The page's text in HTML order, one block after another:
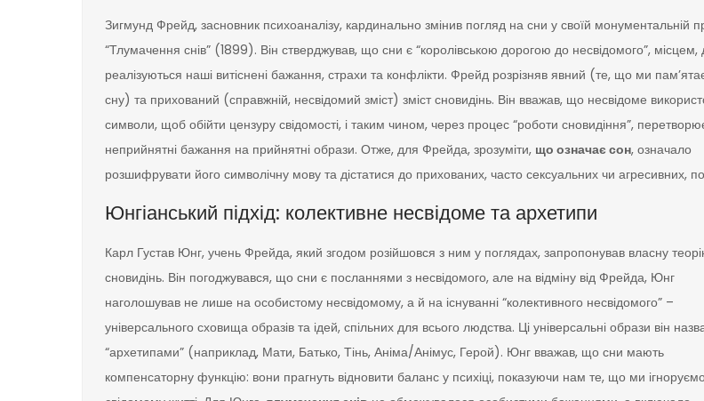
Зигмунд Фрейд, засновник психоаналізу, кардинально змінив погляд на сни у своїй монументальній
“Тлумачення снів” (1899). Він стверджував, що сни є “королівською дорогою до несвідомого”, місцем,
реалізуються наші витіснені бажання, страхи та конфлікти. Фрейд розрізняв явний (те, що ми
сну) та прихований (справжній, несвідомий зміст) зміст сновидінь. Він вважав, що несвідоме
символи, щоб обійти цензуру свідомості, і таким чином, через процес “роботи сновидіння”,
неприйнятні бажання на прийнятні образи. Отже, для Фрейда, зрозуміти, що означає сон, означало
розшифрувати його символічну мову та дістатися до прихованих, часто сексуальних чи агресивних,
Юнгіанський підхід: колективне несвідоме та архетипи
Карл Густав Юнг, учень Фрейда, який згодом розійшовся з ним у поглядах, запропонував власну
сновидінь. Він погоджувався, що сни є посланнями з несвідомого, але на відміну від Фрейда, Юнг
наголошував не лише на особистому несвідомому, а й на існуванні “колективного несвідомого” –
універсального сховища образів та ідей, спільних для всього людства. Ці універсальні образи він
“архетипами” (наприклад, Мати, Батько, Тінь, Аніма/Анімус, Герой). Юнг вважав, що сни мають
компенсаторну функцію: вони прагнуть відновити баланс у психіці, показуючи нам те, що ми